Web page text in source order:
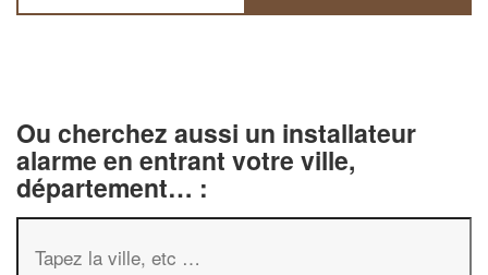
Ou cherchez aussi un installateur
alarme en entrant votre ville,
département… :